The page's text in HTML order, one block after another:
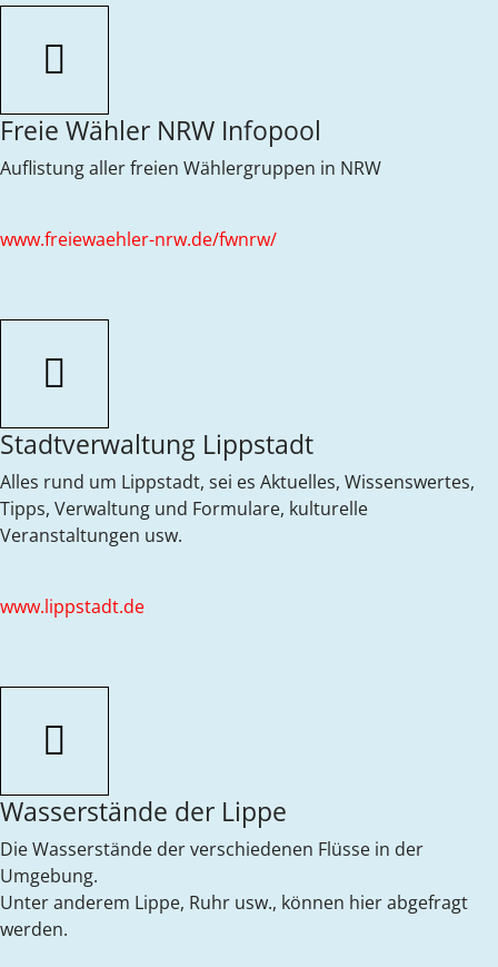
Freie Wähler NRW Infopool
Auflistung aller freien Wählergruppen in NRW
www.freiewaehler-nrw.de/fwnrw/
Stadtverwaltung Lippstadt
Alles rund um Lippstadt, sei es Aktuelles, Wissenswertes,
Tipps, Verwaltung und Formulare, kulturelle
Veranstaltungen usw.
www.lippstadt.de
Wasserstände der Lippe
Die Wasserstände der verschiedenen Flüsse in der
Umgebung.
Unter anderem Lippe, Ruhr usw., können hier abgefragt
werden.